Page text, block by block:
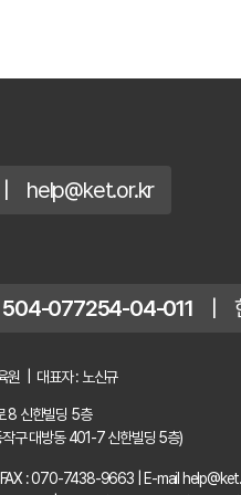
help@ket.or.kr
504-077254-04-011
원 | 대표자 : 노신규
8 신한빌딩 5층
작구 대방동 401-7 신한빌딩 5층)
FAX : 070-7438-9663
E-mail